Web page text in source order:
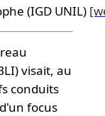
(IGD UNIL)
visait, au
conduits
focus